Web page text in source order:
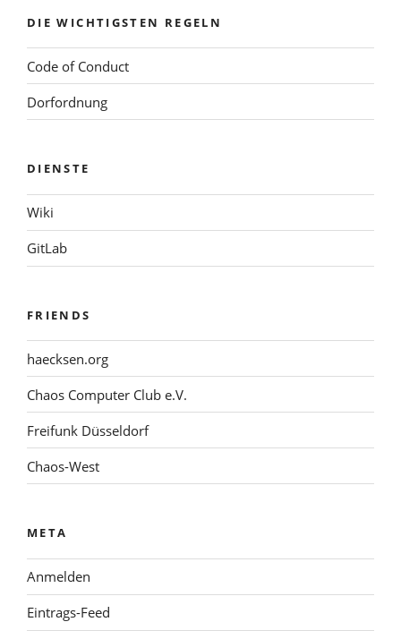
DIE WICHTIGSTEN REGELN
Code of Conduct
Dorfordnung
DIENSTE
Wiki
GitLab
FRIENDS
haecksen.org
Chaos Computer Club e.V.
Freifunk Düsseldorf
Chaos-West
META
Anmelden
Eintrags-Feed